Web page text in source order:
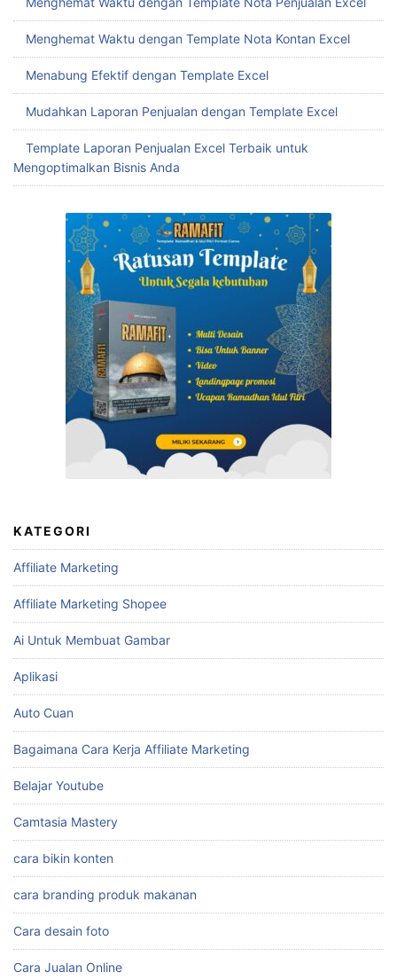
Menghemat Waktu dengan Template Nota Kontan Excel
Menabung Efektif dengan Template Excel
Mudahkan Laporan Penjualan dengan Template Excel
Template Laporan Penjualan Excel Terbaik untuk
Mengoptimalkan Bisnis Anda
KATEGORI
Affiliate Marketing
Affiliate Marketing Shopee
Ai Untuk Membuat Gambar
Aplikasi
Auto Cuan
Bagaimana Cara Kerja Affiliate Marketing
Belajar Youtube
Camtasia Mastery
cara bikin konten
cara branding produk makanan
Cara desain foto
Cara Jualan Online